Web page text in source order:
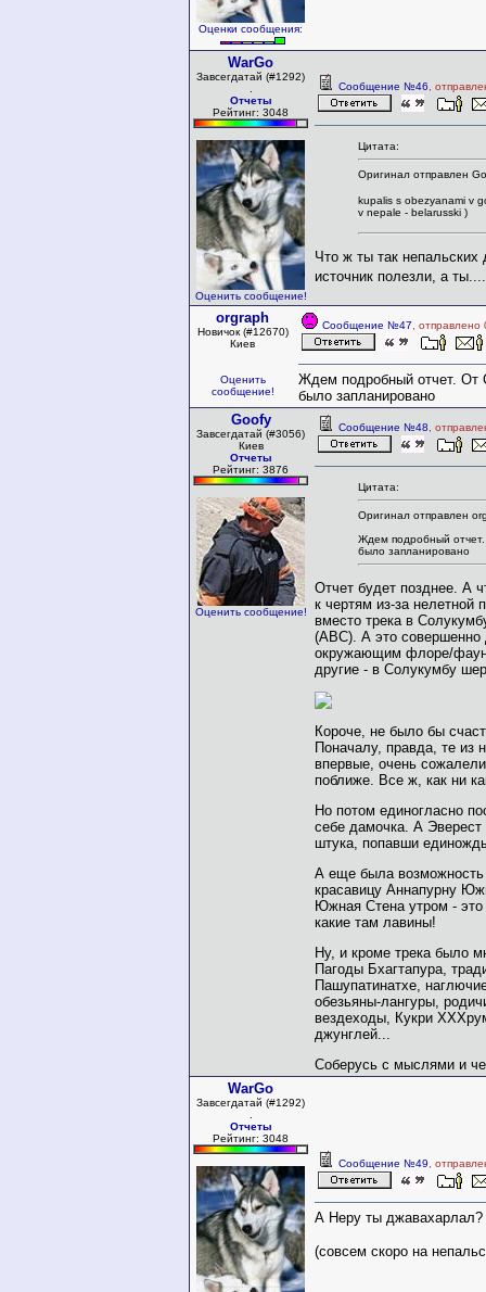
Оценки сообщения:
WarGo
Завсегдатай (#1292)
Отчеты
Рейтинг: 3048
Оценить сообщение!
Сообщение №46 ,
Цитата:
Оригинал отправлен
kupalis s obezyanami v
v nepale - belarusski )
Что ж ты так
источник полезли, а
orgraph
Новичок (#12670)
Киев
Оценить
сообщение!
Сообщение №47 ,
Ждем подробный отчет. От
было запланировано
Goofy
Завсегдатай (#3056)
Киев
Отчеты
Рейтинг: 3876
Оценить сообщение!
Сообщение №48 ,
Цитата:
Оригинал отправлен
Ждем подробный отчет.
было запланировано
Отчет будет позднее. А
к чертям из-за нелетной
вместо трека в
(ABC). А это совершенно
окружающим флоре/
другие - в Солукумбу
Короче, не было бы
Поначалу, правда, те из
впервые, очень
поближе. Все ж, как ни
Но потом единогласно
себе дамочка. А Эверест
штука, попавши
А еще была возможность
красавицу Аннапурну
Южная Стена утром - это
какие там лавины!
Ну, и кроме трека было
Пагоды Бхагтапура,
Пашупатинатхе,
обезьяны-лангуры,
вездеходы, Кукри
джунглей...
Соберусь с мыслями и
WarGo
Завсегдатай (#1292)
Отчеты
Рейтинг: 3048
Сообщение №49 ,
А Неру ты джавахарлал?
(совсем скоро на